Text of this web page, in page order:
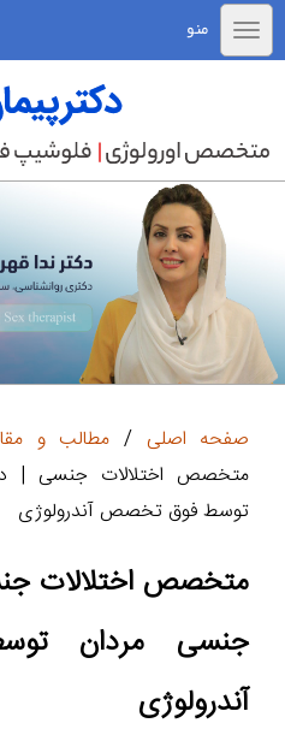
منو
صفحه اصلی / مطالب و
متخصص اختلالات جنسی |
توسط فوق تخصص آندرولوژی
متخصص اختلالات
جنسی مردان
آندرولوژی